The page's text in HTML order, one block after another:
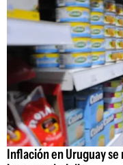
Inflación en Uruguay